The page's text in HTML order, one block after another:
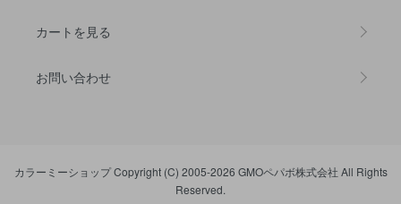
カートを見る
お問い合わせ
カラーミーショップCopyright (C) 2005-2026 GMOペパボ株式会社 All Rights
Reserved.